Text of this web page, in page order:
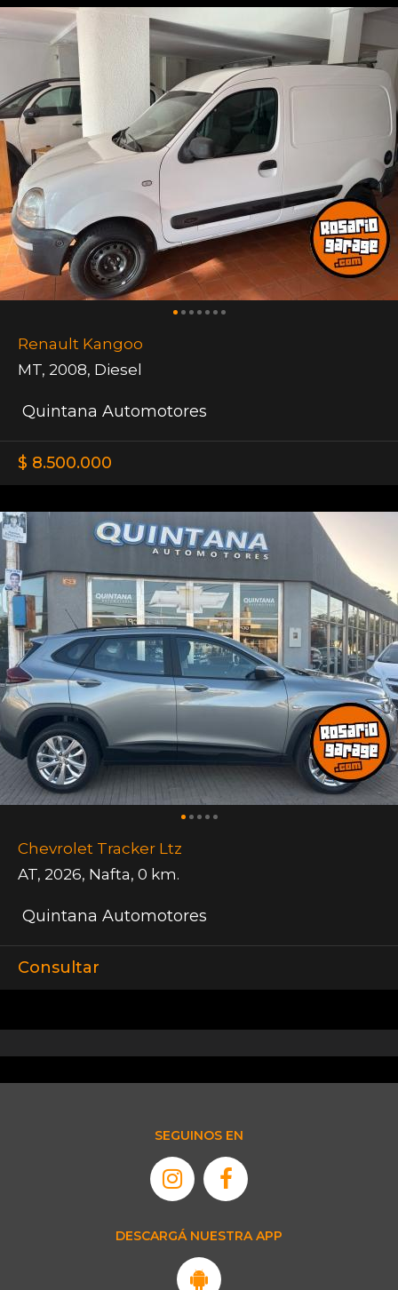
Renault Kangoo
MT, 2008, Diesel
Quintana Automotores
$ 8.500.000
Chevrolet Tracker Ltz
AT, 2026, Nafta, 0 km.
Quintana Automotores
Consultar
SEGUINOS EN
DESCARGÁ NUESTRA APP